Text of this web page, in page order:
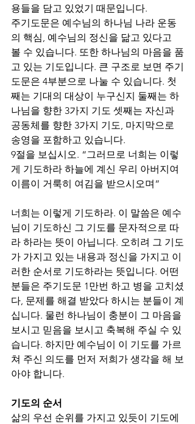
용들을 담고 있었기 때문입니다.
주기도문은 예수님의 하나님 나라 운동
의 핵심, 예수님의 정신을 닮고 있다고
볼 수 있습니다. 또한 하나님의 마음을 품
고 있는 기도입니다. 큰 구조로 보면 주기
도문은 4부분으로 나눌 수 있습니다. 첫
째는 기대의 대상이 누구신지 둘째는 하
나님을 향한 3가지 기도 셋째는 자신과
공동체를 향한 3가지 기도, 마지막으로
송영을 포함하고 있습니다.
9절을 보십시오. “그러므로 너희는 이렇
게 기도하라 하늘에 계신 우리 아버지여
이름이 거룩히 여김을 받으시오며”
너희는 이렇게 기도하라. 이 말씀은 예수
님이 기도하신 그 기도를 문자적으로 따
라 하라는 뜻이 아닙니다. 오히려 그 기도
가 가지고 있는 내용과 정신을 가지고 이
러한 순서로 기도하라는 뜻입니다. 어떤
분들은 주기도문 1만번 하고 병을 고치셨
다, 문제를 해결 받았다 하시는 분들이 계
십니다. 물런 하나님이 충분이 그 마음을
보시고 믿음을 보시고 축복해 주실 수 있
습니다. 하지만 예수님이 이 기도를 가르
쳐 주신 의도를 먼저 저희가 생각을 해 보
아야 합니다.
기도의 순서
삶의 우선 순위를 가지고 있듯이 기도에